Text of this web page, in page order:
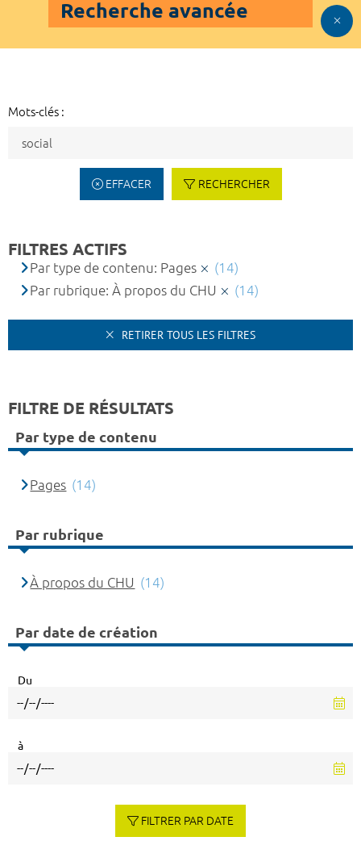
Recherche avancée
Mots-clés :
EFFACER RECHERCHER
FILTRES ACTIFS
Par type de contenu: Pages
(14)
Par rubrique: À propos du CHU
(14)
RETIRER TOUS LES FILTRES
FILTRE DE RÉSULTATS
Par type de contenu
Pages (14)
Par rubrique
À propos du CHU (14)
Par date de création
Du
à
FILTRER PAR DATE